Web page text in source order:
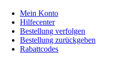
Mein Konto
Hilfecenter
Bestellung verfolgen
Bestellung zurückgeben
Rabattcodes